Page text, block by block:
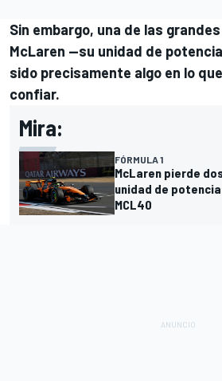
Sin embargo, una de las
McLaren —su unidad de
sido precisamente algo en lo
confiar.
Mira:
FÓRMULA 1
McLaren pierde
unidad de
MCL40